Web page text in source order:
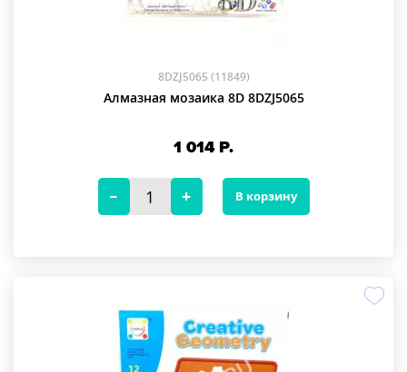
8DZJ5065 (11849)
Алмазная мозаика 8D 8DZJ5065
1 014Р.
В корзину